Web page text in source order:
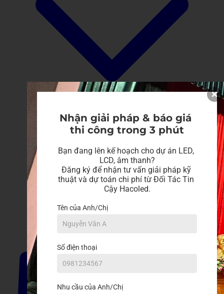
Nhận giải pháp & báo giá
thi công trong 3 phút
Bạn đang lên kế hoạch cho dự án LED,
LCD, âm thanh?
Đăng ký để nhận tư vấn giải pháp kỹ
thuật và dự toán chi phí từ Đối Tác Tin
Cậy Hacoled.
Tên của Anh/Chị
Số điện thoại
Nhu cầu của Anh/Chị